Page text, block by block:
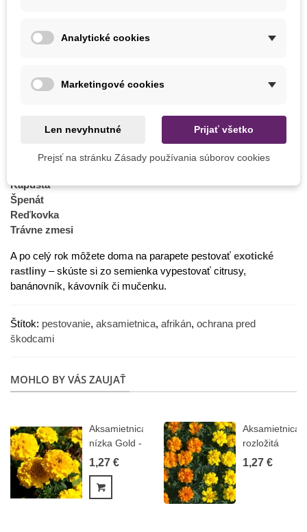
hmyz od cibule, mrkvy, fazule, zeleru a póru.
do kvetináča za okno, bude odpudzovať muchy a komáre a
Kvety sú dokonca jedlé,môžeme nimi zdobiť pokrmy, aj ich
liečili hnačku a opicu. Dnes sa stále pridáva do niektorých
deodorantov a parfémov.
Čo vysievať v auguste
Kapusta
Špenát
Reďkovka
Trávne zmesi
A po celý rok môžete doma na parapete pestovať exotické
rastliny – skúste si zo semienka vypestovať citrusy,
banánovník, kávovník či mučenku.
Štítok: pestovanie, aksamietnica, afrikán, ochrana pred
škodcami
MOHLO BY VÁS ZAUJAŤ
Aksamietnica
nízka Gold -
Tagetes...
1,27 €
Pridať do košíka
Aksamietnica
rozložitá
Primo -...
1,27 €
Analytické cookies
Marketingové cookies
Len nevyhnutné Prijať všetko
Prejsť na stránku Zásady používania súborov cookies